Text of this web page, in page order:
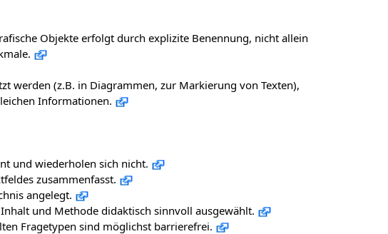
Objekte erfolgt durch explizite Benennung, nicht allein
werden (z.B. in Diagrammen, zur Markierung von Texten),
Informationen.
und wiederholen sich nicht.
zusammenfasst.
angelegt.
und Methode didaktisch sinnvoll ausgewählt.
Fragetypen sind möglichst barrierefrei.